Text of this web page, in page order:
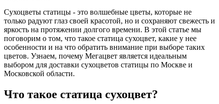
Сухоцветы статицы - это волшебные цветы, которые не
только радуют глаз своей красотой, но и сохраняют свежесть и
яркость на протяжении долгого времени. В этой статье мы
поговорим о том, что такое статица сухоцвет, какие у нее
особенности и на что обратить внимание при выборе таких
цветов. Узнаем, почему Мегацвет является идеальным
выбором для доставки сухоцветов статицы по Москве и
Московской области.
Что такое статица сухоцвет?